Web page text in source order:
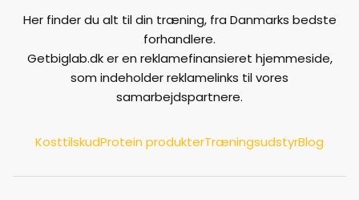
Her finder du alt til din træning, fra Danmarks bedste
forhandlere.
Getbiglab.dk er en reklamefinansieret hjemmeside,
som indeholder reklamelinks til vores
samarbejdspartnere.
KosttilskudProtein produkterTræningsudstyrBlog